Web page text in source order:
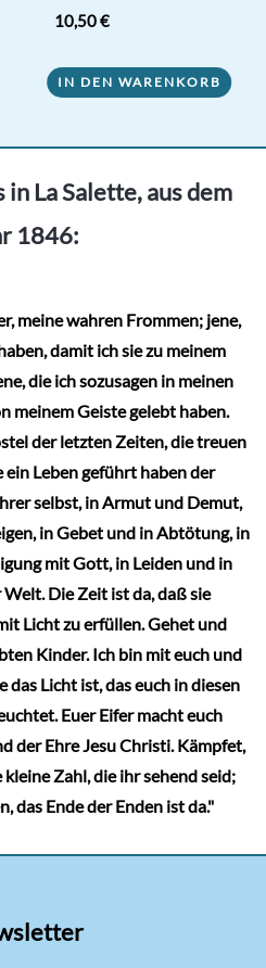
10,50€
IN DEN WARENKORB
La Salette, aus dem
1846:
meine wahren Frommen; jene,
damit ich sie zu meinem
die ich sozusagen in meinen
meinem Geiste gelebt haben.
der letzten Zeiten, die treuen
ein Leben geführt haben der
selbst, in Armut und Demut,
in Gebet und in Abtötung, in
mit Gott, in Leiden und in
Die Zeit ist da, daß sie
Licht zu erfüllen. Gehet und
Kinder. Ich bin mit euch und
das Licht ist, das euch in diesen
Euer Eifer macht euch
der Ehre Jesu Christi. Kämpfet,
Zahl, die ihr sehend seid;
das Ende der Enden ist da."